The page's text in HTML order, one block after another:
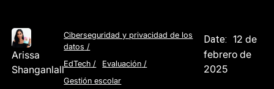
Arissa
Shanganlall
Ciberseguridad y privacidad de los
datos /
EdTech / Evaluación /
Gestión escolar
Date: 12 de
febrero de
2025